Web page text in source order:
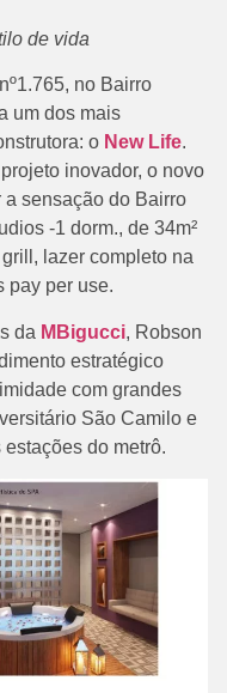
de vida
no Bairro
um dos mais
o New Life.
inovador, o novo
sensação do Bairro
-1 dorm., de 34m²
lazer completo na
pay per use.
da MBigucci, Robson
estratégico
com grandes
São Camilo e
do metrô.